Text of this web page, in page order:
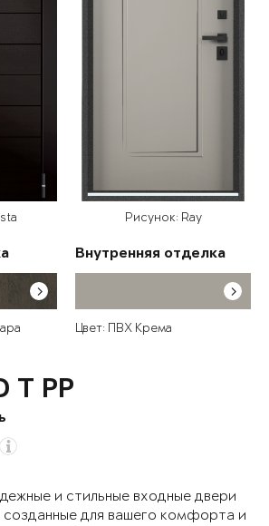
Рисунок: Ray
Внутренняя отделка
Цвет: ПВХ Крема
T РР
и стильные входные двери
для вашего комфорта и